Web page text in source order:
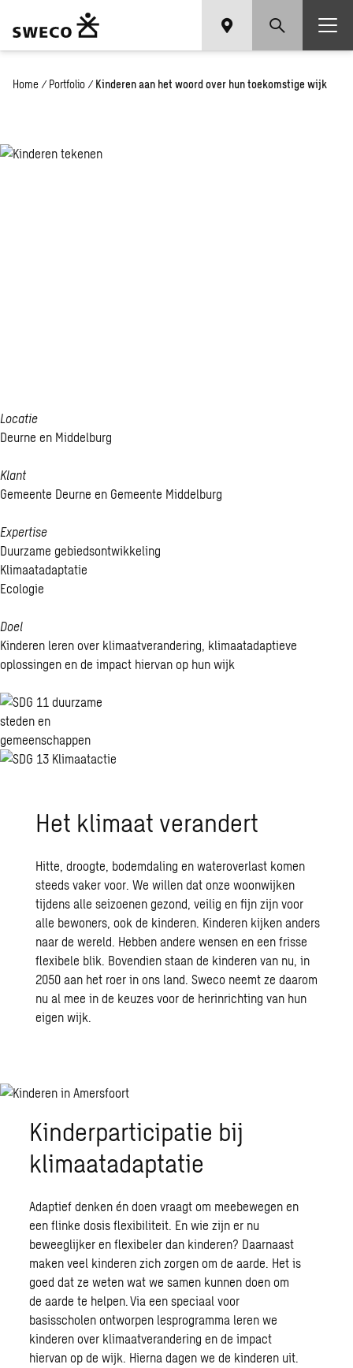
Home / Portfolio / Kinderen aan het woord over hun toekomstige wijk
Locatie
Deurne en Middelburg
Klant
Gemeente Deurne en Gemeente Middelburg
Expertise
Duurzame gebiedsontwikkeling
Klimaatadaptatie
Ecologie
Doel
Kinderen leren over klimaatverandering, klimaatadaptieve
oplossingen en de impact hiervan op hun wijk
Het klimaat verandert
Hitte, droogte, bodemdaling en wateroverlast komen
steeds vaker voor. We willen dat onze woonwijken
tijdens alle seizoenen gezond, veilig en fijn zijn voor
alle bewoners, ook de kinderen. Kinderen kijken anders
naar de wereld. Hebben andere wensen en een frisse
flexibele blik. Bovendien staan de kinderen van nu, in
2050 aan het roer in ons land. Sweco neemt ze daarom
nu al mee in de keuzes voor de herinrichting van hun
eigen wijk.
Kinderparticipatie bij
klimaatadaptatie
Adaptief denken én doen vraagt om meebewegen en
een flinke dosis flexibiliteit. En wie zijn er nu
beweeglijker en flexibeler dan kinderen? Daarnaast
maken veel kinderen zich zorgen om de aarde. Het is
goed dat ze weten wat we samen kunnen doen om
de aarde te helpen. Via een speciaal voor
basisscholen ontworpen lesprogramma leren we
kinderen over klimaatverandering en de impact
hiervan op de wijk. Hierna dagen we de kinderen uit.